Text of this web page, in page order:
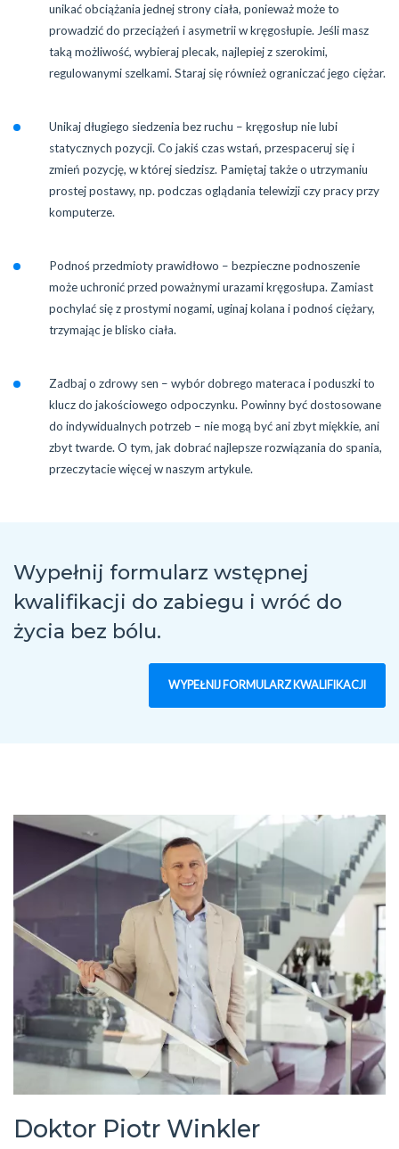
unikać obciążania jednej strony ciała, ponieważ może to
prowadzić do przeciążeń i asymetrii w kręgosłupie. Jeśli masz
taką możliwość, wybieraj plecak, najlepiej z szerokimi,
regulowanymi szelkami. Staraj się również ograniczać jego ciężar.
Unikaj długiego siedzenia bez ruchu – kręgosłup nie lubi
statycznych pozycji. Co jakiś czas wstań, przespaceruj się i
zmień pozycję, w której siedzisz. Pamiętaj także o utrzymaniu
prostej postawy, np. podczas oglądania telewizji czy pracy przy
komputerze.
Podnoś przedmioty prawidłowo – bezpieczne podnoszenie
może uchronić przed poważnymi urazami kręgosłupa. Zamiast
pochylać się z prostymi nogami, uginaj kolana i podnoś ciężary,
trzymając je blisko ciała.
Zadbaj o zdrowy sen – wybór dobrego materaca i poduszki to
klucz do jakościowego odpoczynku. Powinny być dostosowane
do indywidualnych potrzeb – nie mogą być ani zbyt miękkie, ani
zbyt twarde. O tym, jak dobrać najlepsze rozwiązania do spania,
przeczytacie więcej w naszym artykule.
Wypełnij formularz wstępnej
kwalifikacji do zabiegu i wróć do
życia bez bólu.
WYPEŁNIJ FORMULARZ KWALIFIKACJI
Doktor Piotr Winkler